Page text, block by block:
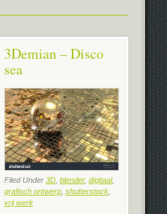
3Demian – Disco
sea
Filed Under 3D blender, digitaal,
grafisch ontwerp shutterstock
vrij werk